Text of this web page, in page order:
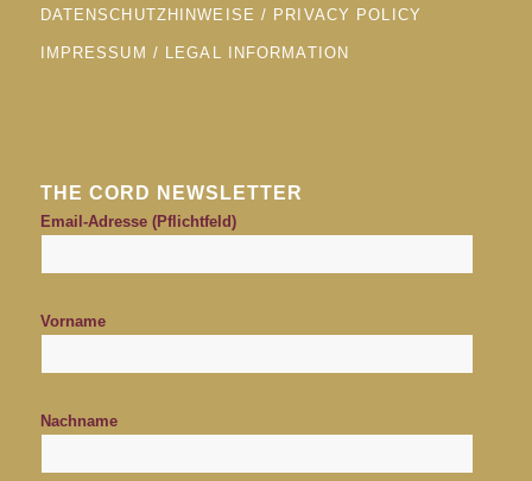
DATENSCHUTZHINWEISE / PRIVACY POLICY
IMPRESSUM / LEGAL INFORMATION
THE CORD NEWSLETTER
Email-Adresse (Pflichtfeld)
Vorname
Nachname